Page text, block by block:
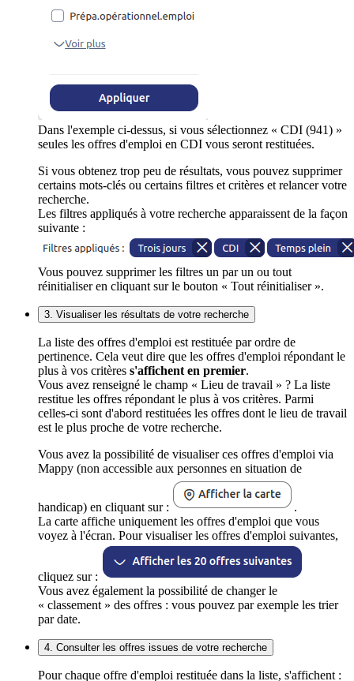
Dans l'exemple ci-dessus, si vous sélectionnez « CDI (941) »
seules les offres d'emploi en CDI vous seront restituées.
Si vous obtenez trop peu de résultats, vous pouvez supprimer
certains mots-clés ou certains filtres et critères et relancer votre
recherche.
Les filtres appliqués à votre recherche apparaissent de la façon
suivante :
Vous pouvez supprimer les filtres un par un ou tout
réinitialiser en cliquant sur le bouton « Tout réinitialiser ».
3. Visualiser les résultats de votre recherche
La liste des offres d'emploi est restituée par ordre de
pertinence. Cela veut dire que les offres d'emploi répondant le
plus à vos critères s'affichent en premier.
Vous avez renseigné le champ « Lieu de travail » ? La liste
restitue les offres répondant le plus à vos critères. Parmi
celles-ci sont d'abord restituées les offres dont le lieu de travail
est le plus proche de votre recherche.
Vous avez la possibilité de visualiser ces offres d'emploi via
Mappy (non accessible aux personnes en situation de
handicap) en cliquant sur :
.
La carte affiche uniquement les offres d'emploi que vous
voyez à l'écran. Pour visualiser les offres d'emploi suivantes,
cliquez sur :
Vous avez également la possibilité de changer le
« classement » des offres : vous pouvez par exemple les trier
par date.
4. Consulter les offres issues de votre recherche
Pour chaque offre d'emploi restituée dans la liste, s'affichent :